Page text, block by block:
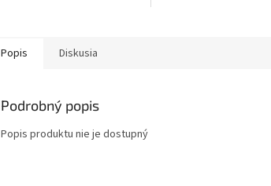
Popis Diskusia
Podrobný popis
Popis produktu nie je dostupný